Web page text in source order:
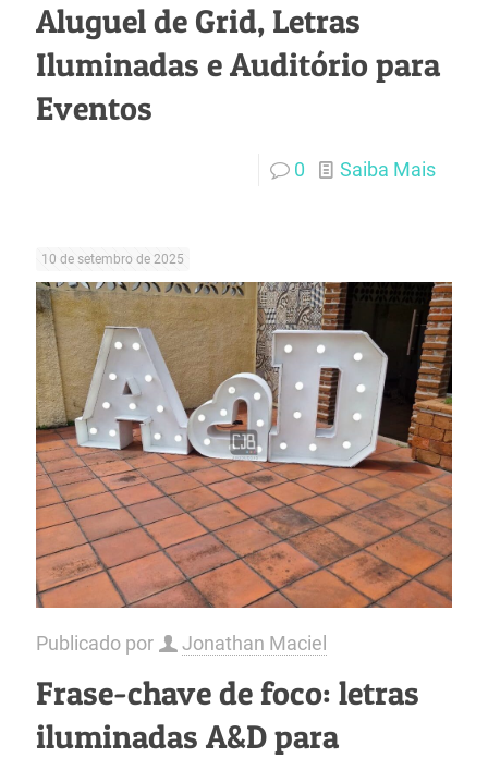
Aluguel de Grid, Letras
Iluminadas e Auditório para
Eventos
0 Saiba Mais
10 de setembro de 2025
Publicado por Jonathan Maciel
Frase-chave de foco: letras
iluminadas A&D para